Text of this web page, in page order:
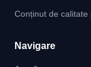
Conținut de calitate
Navigare